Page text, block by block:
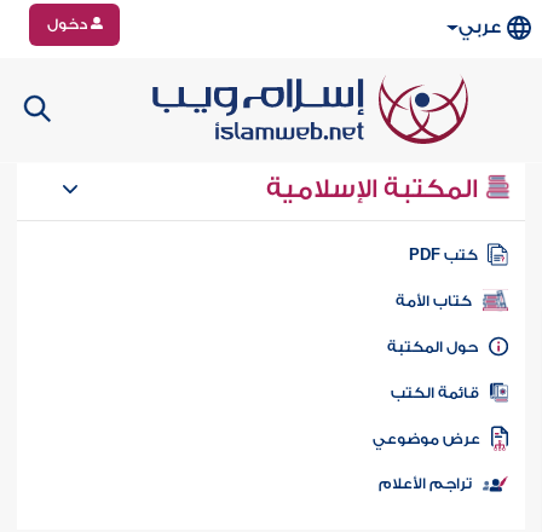
عربي دخول
المكتبة الإسلامية
كتب PDF
كتاب الأمة
المكتبة
الكتب
موضوعي